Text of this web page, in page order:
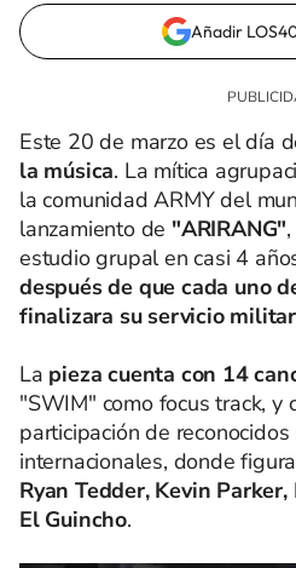
Añadir
Este 20 de marzo es el día
la música. La mítica
la comunidad ARMY del
lanzamiento de "ARIRANG"
estudio grupal en casi 4
después de que cada uno
finalizara su servicio
La pieza cuenta con 14
"SWIM" como focus track, y
participación de
internacionales, donde
Ryan Tedder, Kevin
El Guincho.